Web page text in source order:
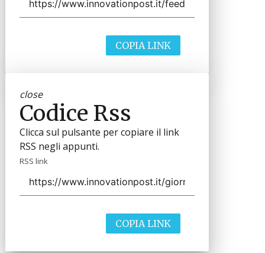
COPIA LINK
close
Codice Rss
Clicca sul pulsante per copiare il link
RSS negli appunti.
RSS link
COPIA LINK